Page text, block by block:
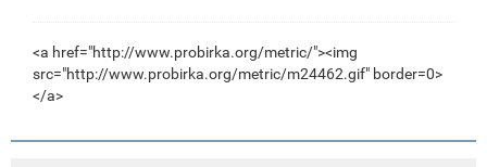
<a href="http://www.probirka.org/metric/"><img
src="http://www.probirka.org/metric/m24462.gif" border=0>
</a>